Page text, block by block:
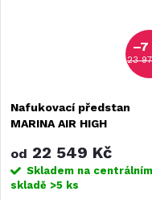
23
–7
Nafukovací předstan
MARINA AIR HIGH
od 22 549 Kč
Skladem na centrálním
skladě >5 ks